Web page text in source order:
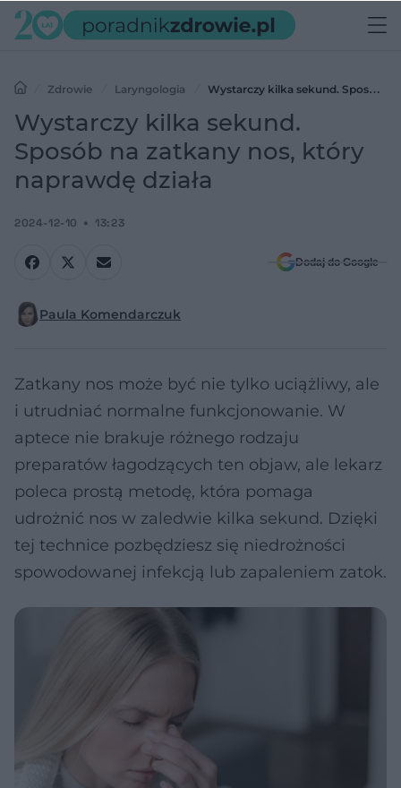
Zdrowie Laryngologia
Wystarczy kilka sekund. Sposób
na zatkany nos, który naprawdę działa
Wystarczy kilka sekund.
Sposób na zatkany nos, który
naprawdę działa
2024-12-10 13:23
Dodaj do Google
Paula Komendarczuk
Zatkany nos może być nie tylko uciążliwy, ale
i utrudniać normalne funkcjonowanie. W
aptece nie brakuje różnego rodzaju
preparatów łagodzących ten objaw, ale lekarz
poleca prostą metodę, która pomaga
udrożnić nos w zaledwie kilka sekund. Dzięki
tej technice pozbędziesz się niedrożności
spowodowanej infekcją lub zapaleniem zatok.